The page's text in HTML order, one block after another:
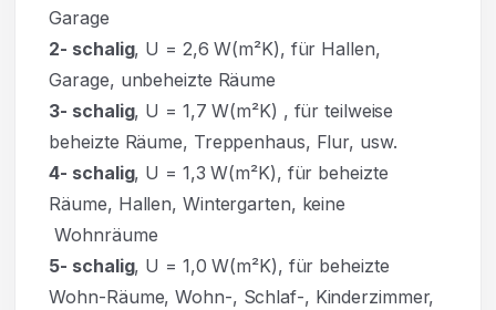
Garage
2- schalig, U = 2,6 W(m²K), für Hallen,
Garage, unbeheizte Räume
3- schalig, U = 1,7 W(m²K) , für teilweise
beheizte Räume, Treppenhaus, Flur, usw.
4- schalig, U = 1,3 W(m²K), für beheizte
Räume, Hallen, Wintergarten, keine
Wohnräume
5- schalig, U = 1,0 W(m²K), für beheizte
Wohn-Räume, Wohn-, Schlaf-, Kinderzimmer,